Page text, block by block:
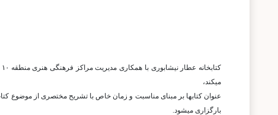
میکند،
بارگزاری میشود.